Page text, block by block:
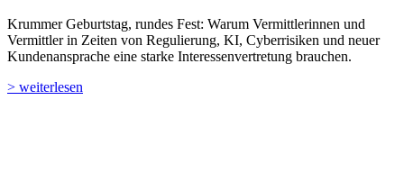
Krummer Geburtstag, rundes Fest: Warum Vermittlerinnen und
Vermittler in Zeiten von Regulierung, KI, Cyberrisiken und neuer
Kundenansprache eine starke Interessenvertretung brauchen.
> weiterlesen